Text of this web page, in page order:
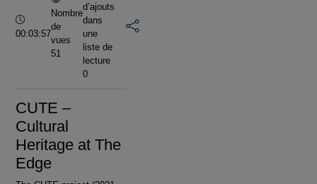
Durée :
00:03:57
Nombre
de
vues
51
d’ajouts
dans
une
liste de
lecture
0
CUTE –
Cultural
Heritage at The
Edge